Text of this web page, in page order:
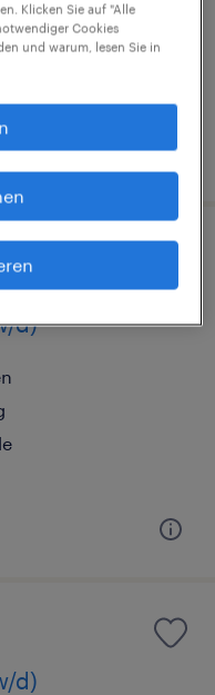
d)
d)
Klicken Sie auf "Alle
Cookies
und warum, lesen Sie in